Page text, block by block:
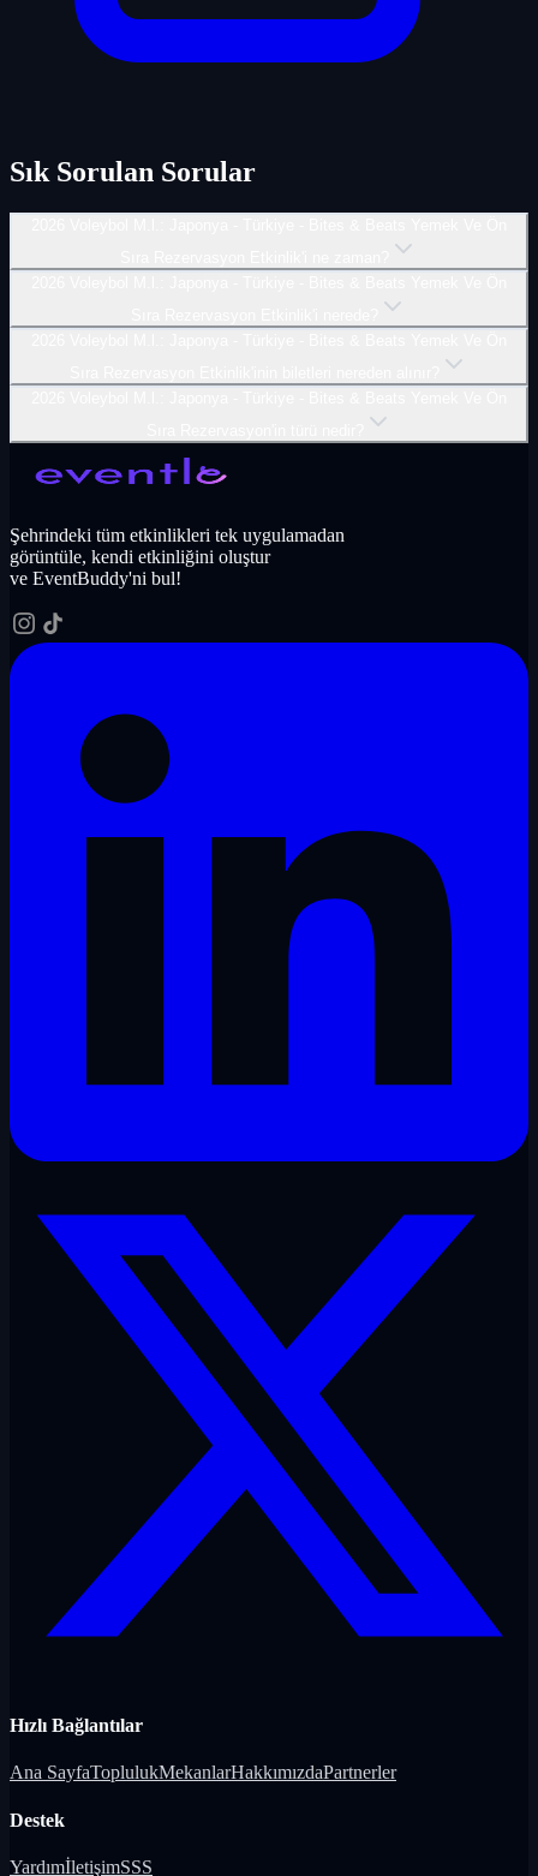
Sık Sorulan Sorular
Şehrindeki tüm etkinlikleri tek uygulamadan
görüntüle, kendi etkinliğini oluştur
ve EventBuddy'ni bul!
Hızlı Bağlantılar
Ana SayfaToplulukMekanlarHakkımızdaPartnerler
Destek
YardımİletişimSSS